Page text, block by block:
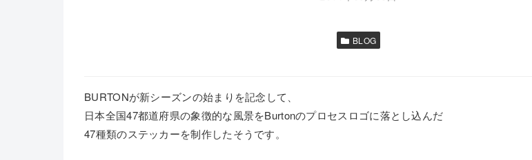
BLOG
BURTONが新シーズンの始まりを記念して、
日本全国47都道府県の象徴的な風景をBurtonのプロセスロゴに落とし込んだ
47種類のステッカーを制作したそうです。